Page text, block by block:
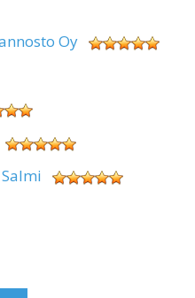
Oy